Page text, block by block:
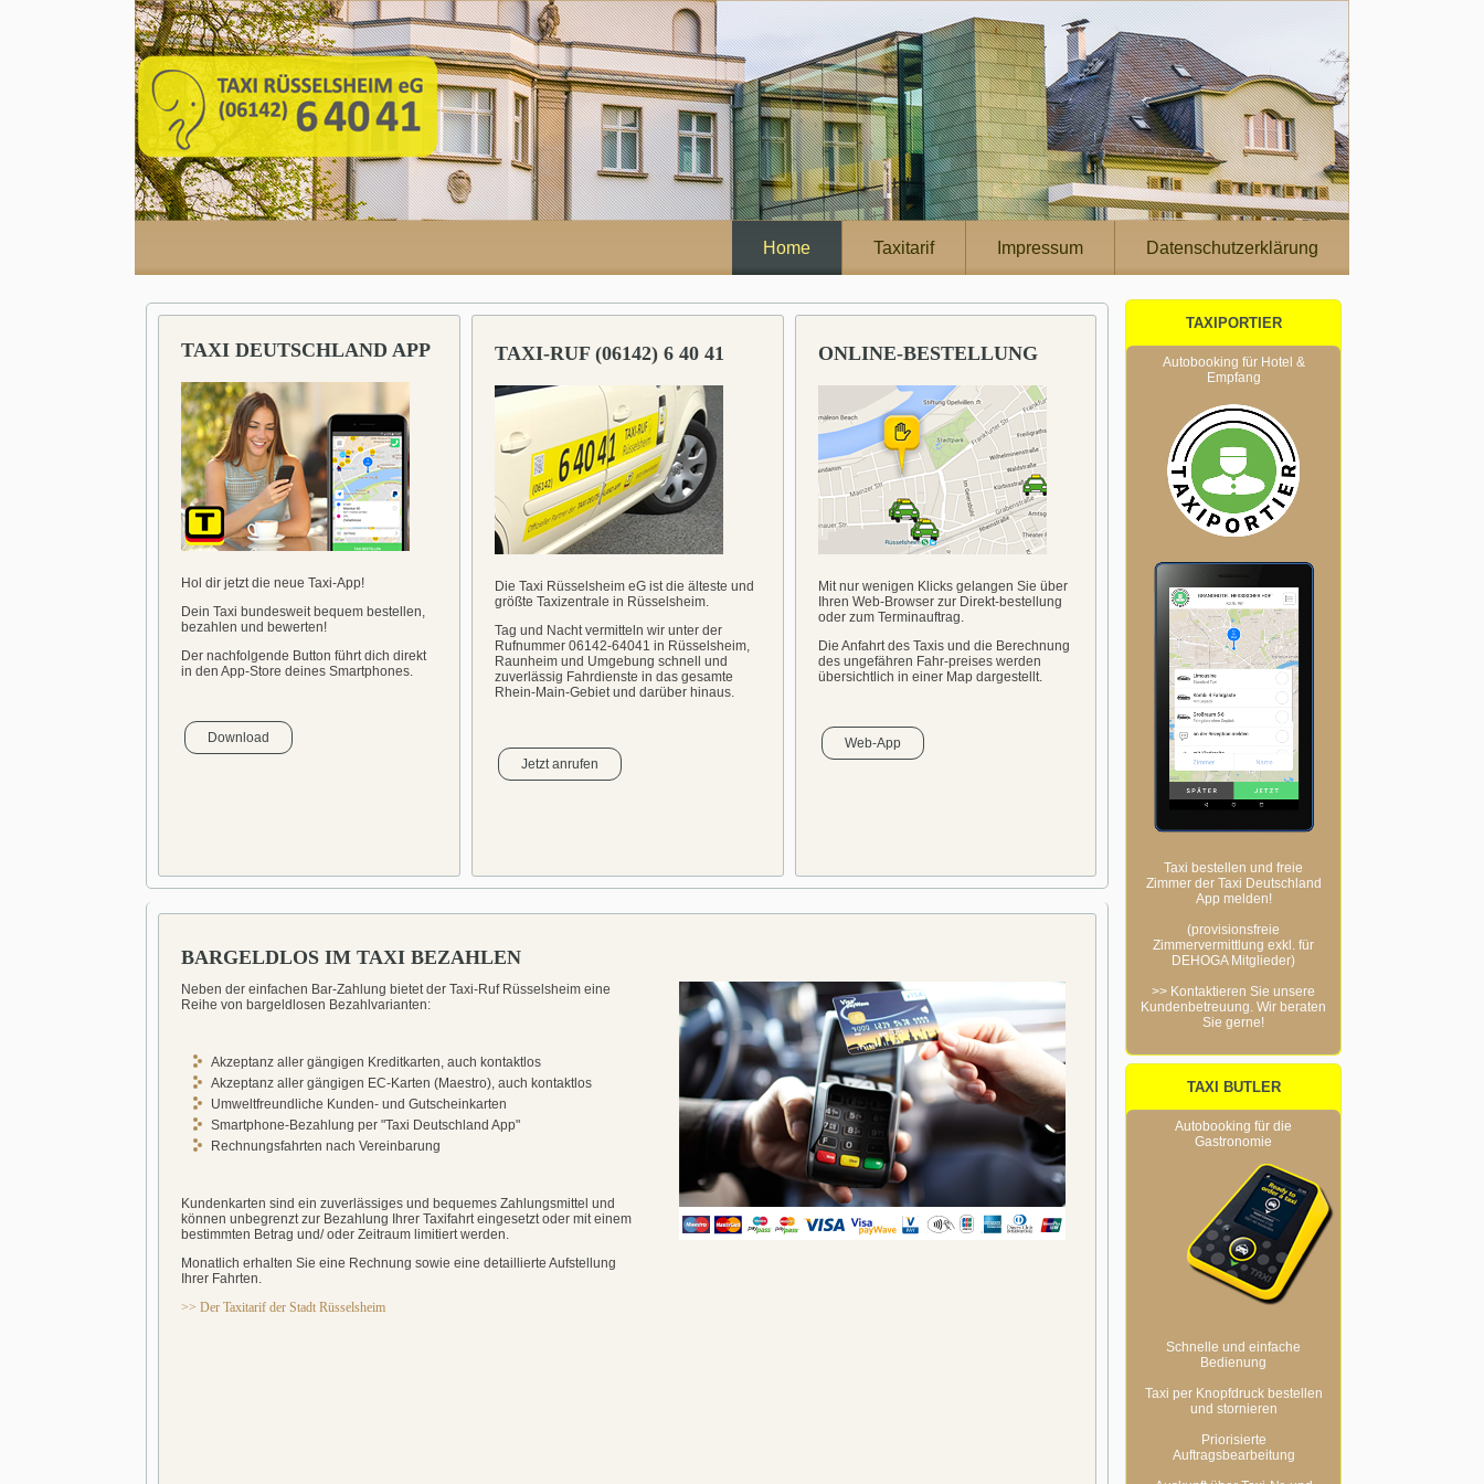
Home Taxitarif Impressum Datenschutzerklärung
TAXI DEUTSCHLAND APP
Hol dir jetzt die neue Taxi-App!
Dein Taxi bundesweit bequem bestellen,
bezahlen und bewerten!
Der nachfolgende Button führt dich direkt
in den App-Store deines Smartphones.
Download
TAXI-RUF (06142) 6 40 41
Die Taxi Rüsselsheim eG ist die älteste und
größte Taxizentrale in Rüsselsheim.
Tag und Nacht vermitteln wir unter der
Rufnummer 06142-64041 in Rüsselsheim,
Raunheim und Umgebung schnell und
zuverlässig Fahrdienste in das gesamte
Rhein-Main-Gebiet und darüber hinaus.
Jetzt anrufen
ONLINE-BESTELLUNG
Mit nur wenigen Klicks gelangen Sie über
Ihren Web-Browser zur Direkt-bestellung
oder zum Terminauftrag.
Die Anfahrt des Taxis und die Berechnung
des ungefähren Fahr-preises werden
übersichtlich in einer Map dargestellt.
Web-App
BARGELDLOS IM TAXI BEZAHLEN
Neben der einfachen Bar-Zahlung bietet der Taxi-Ruf Rüsselsheim eine
Reihe von bargeldlosen Bezahlvarianten:
Akzeptanz aller gängigen Kreditkarten, auch kontaktlos
Akzeptanz aller gängigen EC-Karten (Maestro), auch kontaktlos
Umweltfreundliche Kunden- und Gutscheinkarten
Smartphone-Bezahlung per "Taxi Deutschland App"
Rechnungsfahrten nach Vereinbarung
Kundenkarten sind ein zuverlässiges und bequemes Zahlungsmittel und
können unbegrenzt zur Bezahlung Ihrer Taxifahrt eingesetzt oder mit einem
bestimmten Betrag und/ oder Zeitraum limitiert werden.
Monatlich erhalten Sie eine Rechnung sowie eine detaillierte Aufstellung
Ihrer Fahrten.
>> Der Taxitarif der Stadt Rüsselsheim
TAXIPORTIER
Autobooking für Hotel &
Empfang
Taxi bestellen und freie
Zimmer der Taxi Deutschland
App melden!
(provisionsfreie
Zimmervermittlung exkl. für
DEHOGA Mitglieder)
>> Kontaktieren Sie unsere
Kundenbetreuung. Wir beraten
Sie gerne!
TAXI BUTLER
Autobooking für die
Gastronomie
Schnelle und einfache
Bedienung
Taxi per Knopfdruck bestellen
und stornieren
Priorisierte
Auftragsbearbeitung